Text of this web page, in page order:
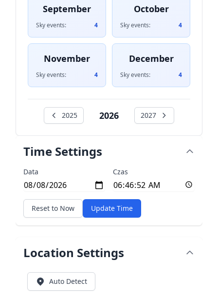
September
Sky events: 4
October
Sky events: 4
November
Sky events: 4
December
Sky events: 4
2025 2026 2027
Time Settings
Data Czas
Reset to Now Update Time
Location Settings
Auto Detect